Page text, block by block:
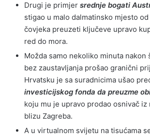
Drugi je primjer srednje bogati
stigao u malo dalmatinsko mjesto
čovjeka preuzeti ključeve upravo
red do mora.
Možda samo nekoliko minuta nakon
bez zaustavljanja prošao granični
Hrvatsku je sa suradnicima ušao
investicijskog fonda da preuzme
koju mu je upravo prodao osnivač iz
blizu Zagreba.
A u virtualnom svijetu na tisućama